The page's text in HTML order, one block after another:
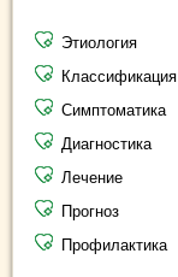
Этиология
Классификация
Симптоматика
Диагностика
Лечение
Прогноз
Профилактика